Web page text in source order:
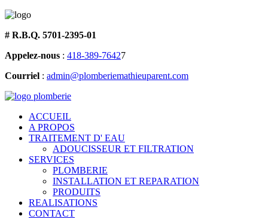
# R.B.Q. 5701-2395-01
Appelez-nous : 418-389-76427
Courriel : admin@plomberiemathieuparent.com
ACCUEIL
A PROPOS
TRAITEMENT D' EAU
ADOUCISSEUR ET FILTRATION
SERVICES
PLOMBERIE
INSTALLATION ET REPARATION
PRODUITS
REALISATIONS
CONTACT